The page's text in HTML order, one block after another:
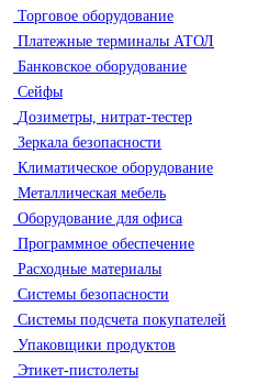
Торговое оборудование
Платежные терминалы АТОЛ
Банковское оборудование
Сейфы
Дозиметры, нитрат-тестер
Зеркала безопасности
Климатическое оборудование
Металлическая мебель
Оборудование для офиса
Программное обеспечение
Расходные материалы
Системы безопасности
Системы подсчета покупателей
Упаковщики продуктов
Этикет-пистолеты